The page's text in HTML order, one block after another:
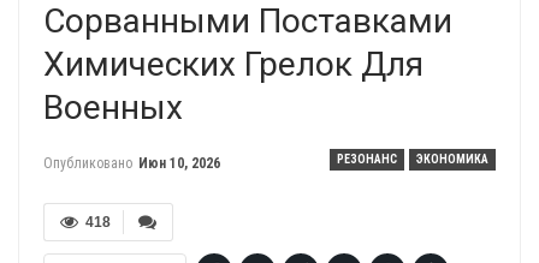
Сорванными Поставками
Химических Грелок Для
Военных
РЕЗОНАНС ЭКОНОМИКА
Опубликовано Июн 10, 2026
418